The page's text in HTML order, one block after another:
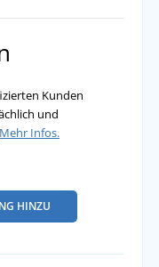
Kunden
und
Mehr Infos.
HINZU